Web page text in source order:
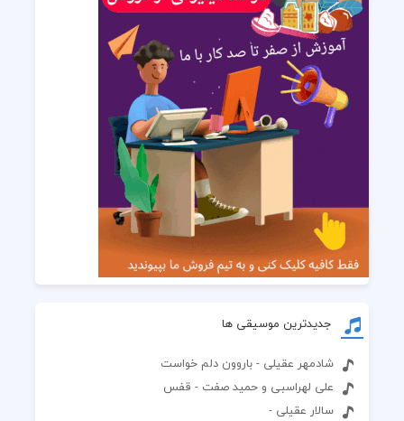
جدیدترین موسیقی ها
شادمهر عقیلی - باروون دلم خواست
علی لهراسبی و حمید صفت - قفس
سالار عقیلی -